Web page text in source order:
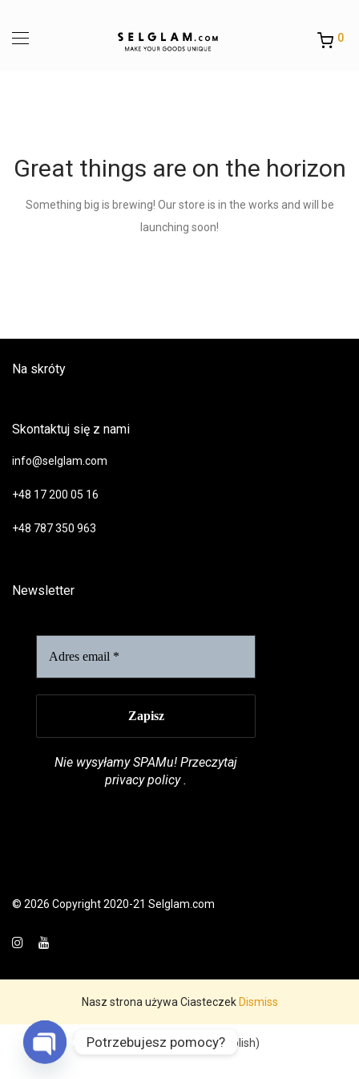
0
Great things are on the horizon
Something big is brewing! Our store is in the works and will be
launching soon!
Na skróty
Skontaktuj się z nami
info@selglam.com
+48 17 200 05 16
+48 787 350 963
Newsletter
Nie wysyłamy SPAMu! Przeczytaj
privacy policy.
© 2026 Copyright 2020-21 Selglam.com
Nasz strona używa Ciasteczek Dismiss
English Polski( Polish)
Potrzebujesz pomocy?